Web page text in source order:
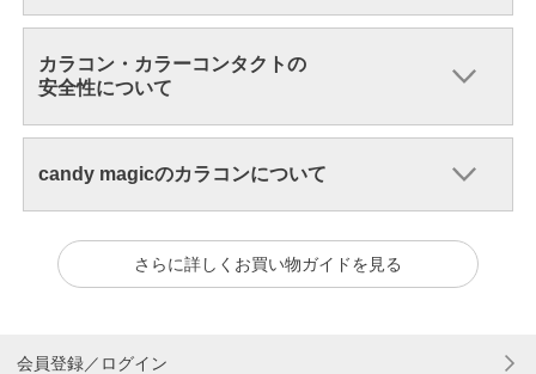
カラコン・カラーコンタクトの
安全性について
candy magicのカラコンについて
さらに詳しくお買い物ガイドを見る
会員登録／ログイン